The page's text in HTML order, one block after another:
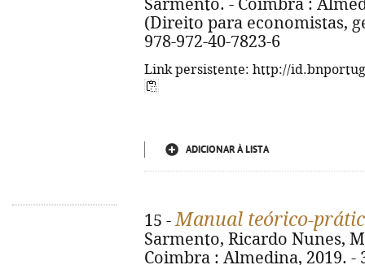
Sarmento. - Coimbra :
(Direito para economistas,
978-972-40-7823-6
Link persistente: http://
ADICIONAR À LISTA
15 -Manual teórico-
Sarmento, Ricardo Nunes,
Coimbra : Almedina, 2019. -